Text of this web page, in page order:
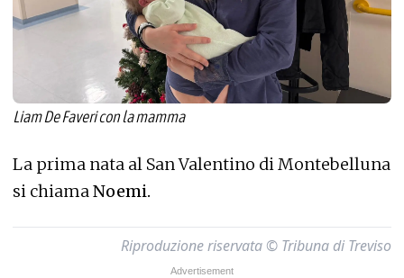
Liam De Faveri con la mamma
La prima nata al San Valentino di Montebelluna
si chiama Noemi.
Riproduzione riservata © Tribuna di Treviso